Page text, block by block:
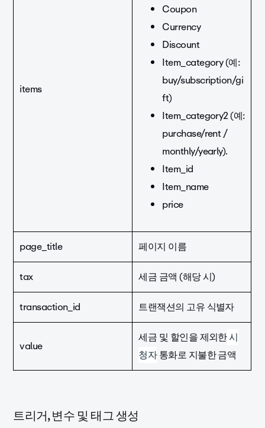
items
Coupon
Currency
Discount
Item_category (예:
buy/subscription/gi
ft)
Item_category2 (예:
purchase/rent /
monthly/yearly).
Item_id
Item_name
price
page_title
페이지 이름
tax
세금 금액 (해당 시)
transaction_id
트랜잭션의 고유 식별자
value
세금 및 할인을 제외한시
청자통화로 지불한 금액
트리거, 변수 및 태그 생성